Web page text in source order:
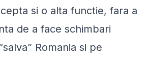
si o alta functie, fara a
de a face schimbari
Romania si pe